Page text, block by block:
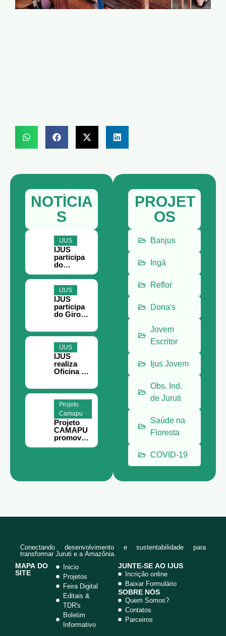
NOTÍCIA
S
IJUS
IJUS
participa
do
Paraense
do
Terceiro
Setor, em
Belém
IJUS
IJUS
participa
do Giro
IJUS
IJUS
realiza
Oficina de
e
Planejame
nto
Estratégic
o em
Juruti
Projeto
Camapu
Projeto
CAMAPU
promove
des rurais
PROJET
OS
Banjus
Ingá
Reflor
Dona's
Jovem
Escritor
Ijus Jovem
Obs. Ind.
de Juruti
Saúde na
Floresta
COVID-19
Conectando desenvolvimento e sustentabilidade para
transformar Juruti e a Amazônia.
MAPA DO
SITE
Inicio
Projetos
Feira Digital
Editais &
TDR's
Boletim
Informativo
JUNTE-SE AO IJUS
Incrição online
Baixar Formulário
SOBRE NÓS
Quem Somos?
Contatos
Parceiros